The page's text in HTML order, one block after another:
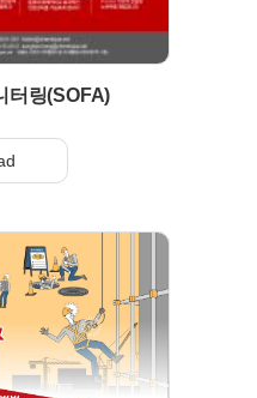
터링(SOFA)